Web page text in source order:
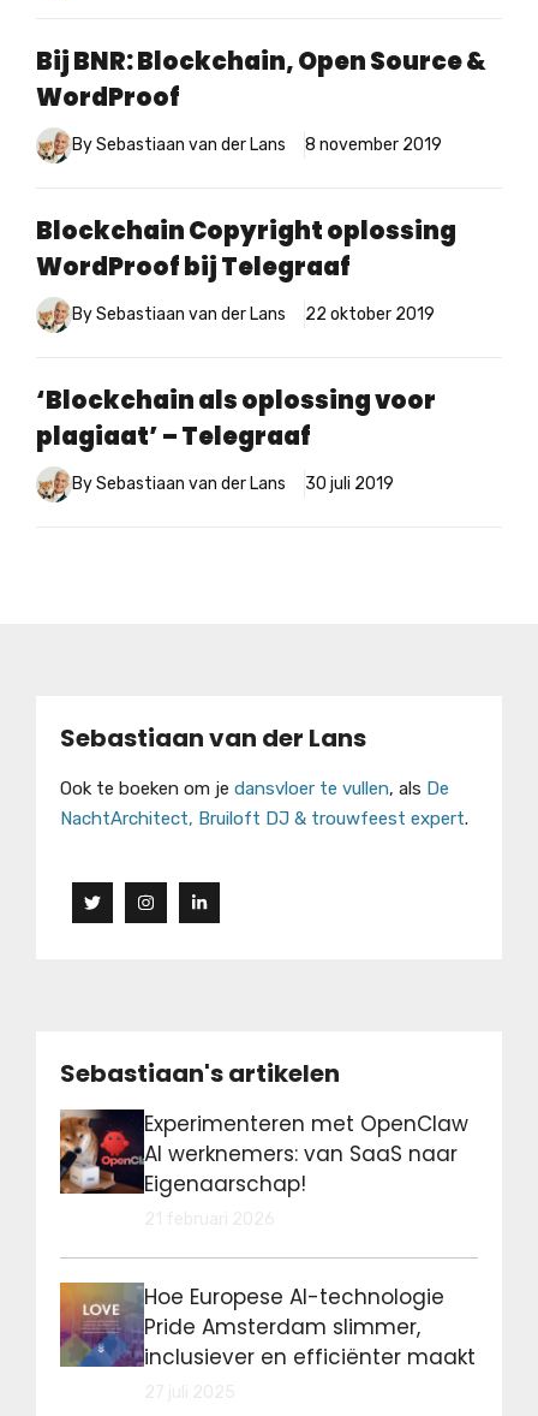
Bij BNR: Blockchain, Open Source &
WordProof
By Sebastiaan van der Lans 8 november 2019
Blockchain Copyright oplossing
WordProof bij Telegraaf
By Sebastiaan van der Lans 22 oktober 2019
‘Blockchain als oplossing voor
plagiaat’ – Telegraaf
By Sebastiaan van der Lans 30 juli 2019
Sebastiaan van der Lans
Ook te boeken om je dansvloer te vullen, als De
NachtArchitect, Bruiloft DJ & trouwfeest expert.
Sebastiaan's artikelen
Experimenteren met OpenClaw
AI werknemers: van SaaS naar
Eigenaarschap!
Hoe Europese AI-technologie
Pride Amsterdam slimmer,
inclusiever en efficiënter maakt